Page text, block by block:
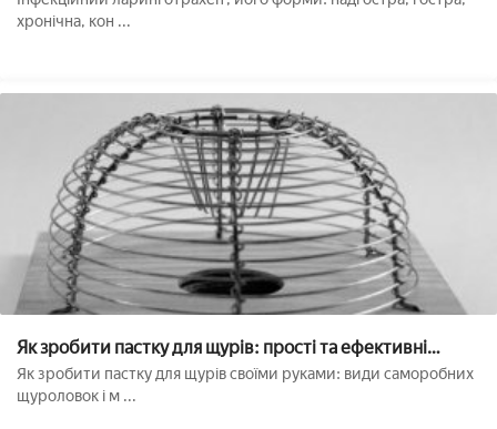
хронічна, кон ...
Як зробити пастку для щурів: прості та ефективні
методи
Як зробити пастку для щурів своїми руками: види саморобних
щуроловок і м ...